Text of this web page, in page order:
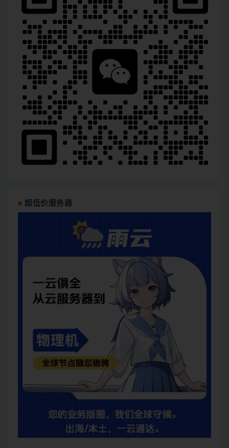
超低价服务器